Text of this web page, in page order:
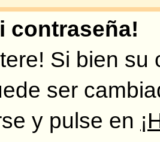
usuario y
cuenta por
si Ud. pasó mucho
puede que
de nuevo.